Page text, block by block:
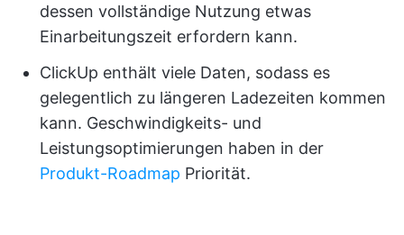
dessen vollständige Nutzung etwas
Einarbeitungszeit erfordern kann.
ClickUp enthält viele Daten, sodass es
gelegentlich zu längeren Ladezeiten kommen
kann. Geschwindigkeits- und
Leistungsoptimierungen haben in der
Produkt-Roadmap Priorität.